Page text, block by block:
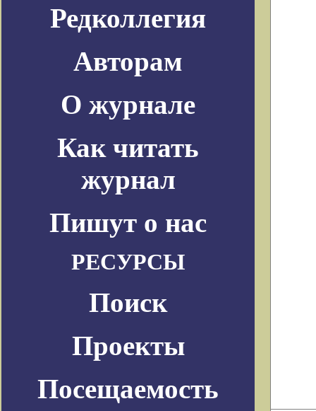
Редколлегия
Авторам
О журнале
Как читать
журнал
Пишут о нас
РЕСУРСЫ
Поиск
Проекты
Посещаемость